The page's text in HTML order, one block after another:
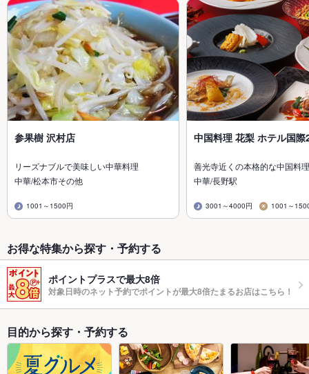
参果樹 沢村店
リーズナブルで美味しい中華料理
中華/松本市その他
1001～1500円
中国料理 花梨 ホテル国際
善光寺近くの本格的な中国料
中華/長野駅
3001～4000円 1001～
お得な特集から探す・予約する
ポイントプラスで最大8倍
対象日時のネット予約でポイントが最大8倍たまるお店はこちら！
目的から探す・予約する